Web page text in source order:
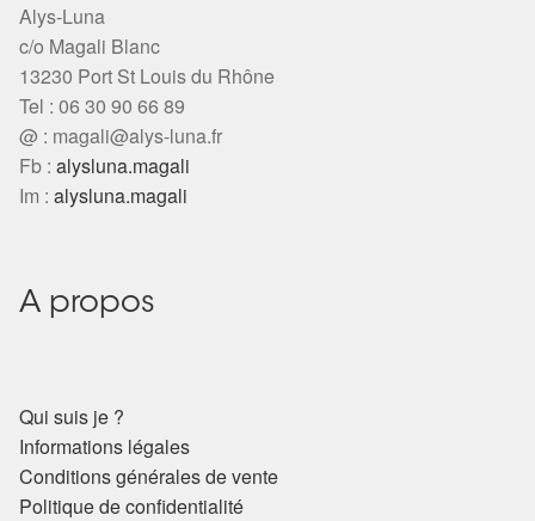
Alys-Luna
c/o Magali Blanc
13230 Port St Louis du Rhône
Tel : 06 30 90 66 89
@ : magali@alys-luna.fr
Fb : alysluna.magali
Im : alysluna.magali
A propos
Qui suis je ?
Informations légales
Conditions générales de vente
Politique de confidentialité